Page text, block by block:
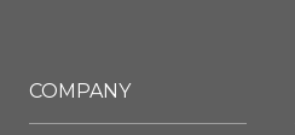
COMPANY